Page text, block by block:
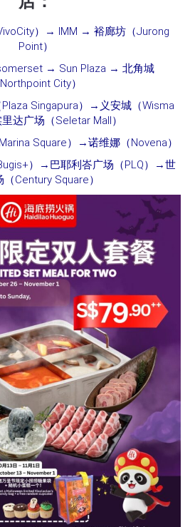
）→ IMM → 裕廊坊（Jurong
Point）
→ Sun Plaza → 北角城
Northpoint City）
Singapura）→义安城（Wisma
达广场（Seletar Mall）
Square）→诺维娜（Novena）
）→巴耶利峇广场（PLQ）→世
Century Square）